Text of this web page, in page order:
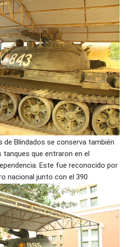
de Blindados se conserva también
tanques que entraron en el
Este fue reconocido por
nacional junto con el 390